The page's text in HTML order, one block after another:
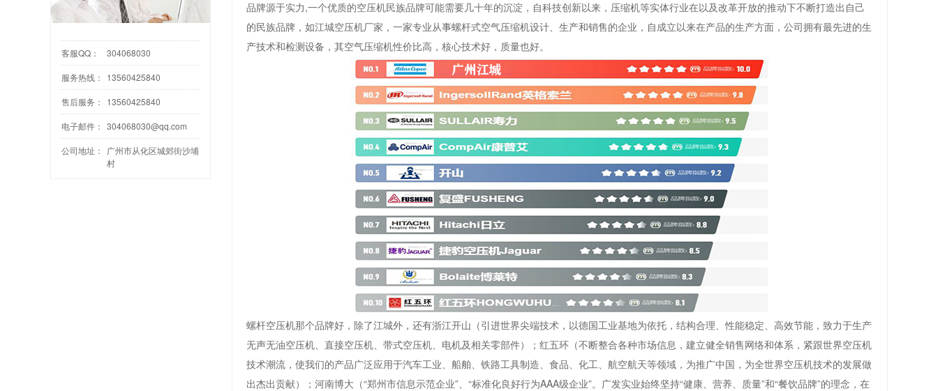
品牌源于实力,一个优质的空压机民族品牌可能需要几十年的沉淀，自科技创新以来，压缩机等实体行业在以及改革开放的推动下不断打造出自己
的民族品牌，如江城空压机厂家，一家专业从事螺杆式空气压缩机设计、生产和销售的企业，自成立以来在产品的生产方面，公司拥有最先进的生
产技术和检测设备，其空气压缩机性价比高，核心技术好，质量也好。
螺杆空压机那个品牌好，除了江城外，还有浙江开山（引进世界尖端技术，以德国工业基地为依托，结构合理、性能稳定、高效节能，致力于生产
无声无油空压机、直接空压机、带式空压机、电机及相关零部件）；红五环（不断整合各种市场信息，建立健全销售网络和体系，紧跟世界空压机
技术潮流，使我们的产品广泛应用于汽车工业、船舶、铁路工具制造、食品、化工、航空航天等领域，为推广中国，为全世界空压机技术的发展做
出杰出贡献）；河南博大（“郑州市信息示范企业”、“标准化良好行为AAA级企业”。广发实业始终坚持“健康、营养、质量”和“餐饮品牌”的理念，在
客服QQ： 304068030
服务热线： 13560425840
售后服务： 13560425840
电子邮件： 304068030@qq.com
公司地址：
广州市从化区城郊街沙埔
村